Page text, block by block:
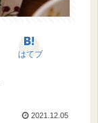
はてブ
2021.12.05